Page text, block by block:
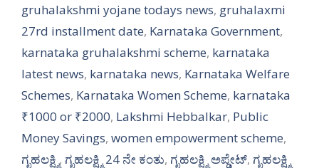
gruhalakshmi yojane todays news, gruhalaxmi
27rd installment date, Karnataka Government,
karnataka gruhalakshmi scheme, karnataka
latest news, karnataka news, Karnataka Welfare
Schemes, Karnataka Women Scheme, karnataka
₹1000 or ₹2000, Lakshmi Hebbalkar, Public
Money Savings, women empowerment scheme,
ಗೃಹಲಕ್ಷ್ಮಿ , ಗೃಹಲಕ್ಷ್ಮಿ 24 ನೇ ಕಂತು, ಗೃಹಲಕ್ಷ್ಮಿ ಅಪ್ಡೇಟ್, ಗೃಹಲಕ್ಷ್ಮಿ